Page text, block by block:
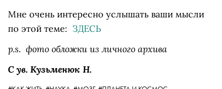
Мне очень интересно услышать ваши мысли
по этой теме: ЗДЕСЬ
p.s. фото обложки из личного архива
С ув. Кузьменюк Н.